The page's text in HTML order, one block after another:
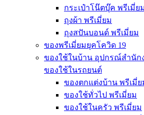
กระเป๋าโน๊ตบุ๊ค พรีเมี่ยม
ถุงผ้า พรีเมี่ยม
ถุงสปันบอนด์ พรีเมี่ยม
ของพรีเมี่ยมยุคโควิด 19
ของใช้ในบ้าน อุปกรณ์สำนัก
ของใช้ในรถยนต์
ของตกแต่งบ้าน พรีเมี่ย
ของใช้ทั่วไป พรีเมี่ยม
ของใช้ในครัว พรีเมี่ยม